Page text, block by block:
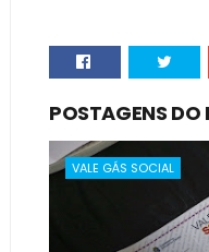
POSTAGENS DO
VALE GÁS SOCIAL